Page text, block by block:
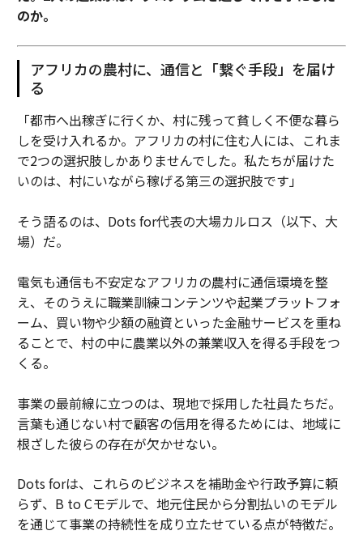
のか。
アフリカの農村に、通信と「繋ぐ手段」を届け
る
「都市へ出稼ぎに行くか、村に残って貧しく不便な暮ら
しを受け入れるか。アフリカの村に住む人には、これま
で2つの選択肢しかありませんでした。私たちが届けた
いのは、村にいながら稼げる第三の選択肢です」
そう語るのは、Dots for代表の大場カルロス（以下、大
場）だ。
電気も通信も不安定なアフリカの農村に通信環境を整
え、そのうえに職業訓練コンテンツや起業プラットフォ
ーム、買い物や少額の融資といった金融サービスを重ね
ることで、村の中に農業以外の兼業収入を得る手段をつ
くる。
事業の最前線に立つのは、現地で採用した社員たちだ。
言葉も通じない村で顧客の信用を得るためには、地域に
根ざした彼らの存在が欠かせない。
Dots forは、これらのビジネスを補助金や行政予算に頼
らず、B to Cモデルで、地元住民から分割払いのモデル
を通じて事業の持続性を成り立たせている点が特徴だ。